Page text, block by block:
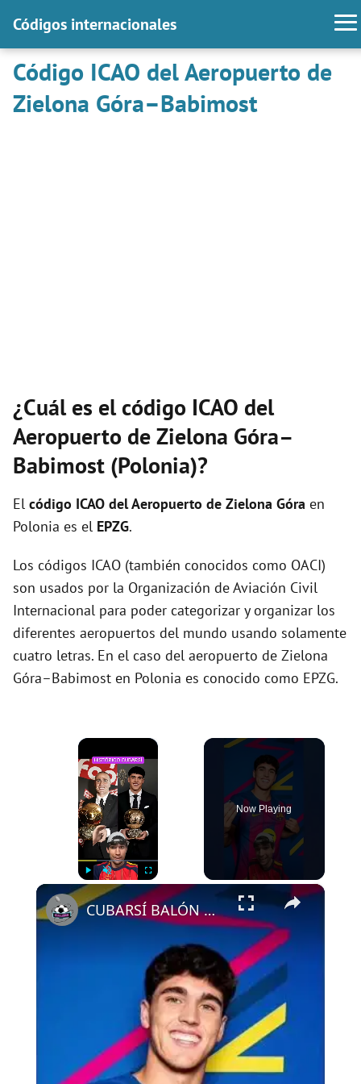
Códigos internacionales
Código ICAO del Aeropuerto de
Zielona Góra–Babimost
¿Cuál es el código ICAO del
Aeropuerto de Zielona Góra–
Babimost (Polonia)?
El código ICAO delAeropuerto de Zielona Góra en
Polonia es el EPZG.
Los códigos ICAO (también conocidos como OACI)
son usados por la Organización de Aviación Civil
Internacional para poder categorizar y organizar los
diferentes aeropuertos del mundo usando solamente
cuatro letras. En el caso del aeropuerto de Zielona
Góra–Babimost en Polonia es conocido como EPZG.
×
Play Unmute Fullscreen
Now Playing
×
CUBARSÍ BALÓN DE ORO